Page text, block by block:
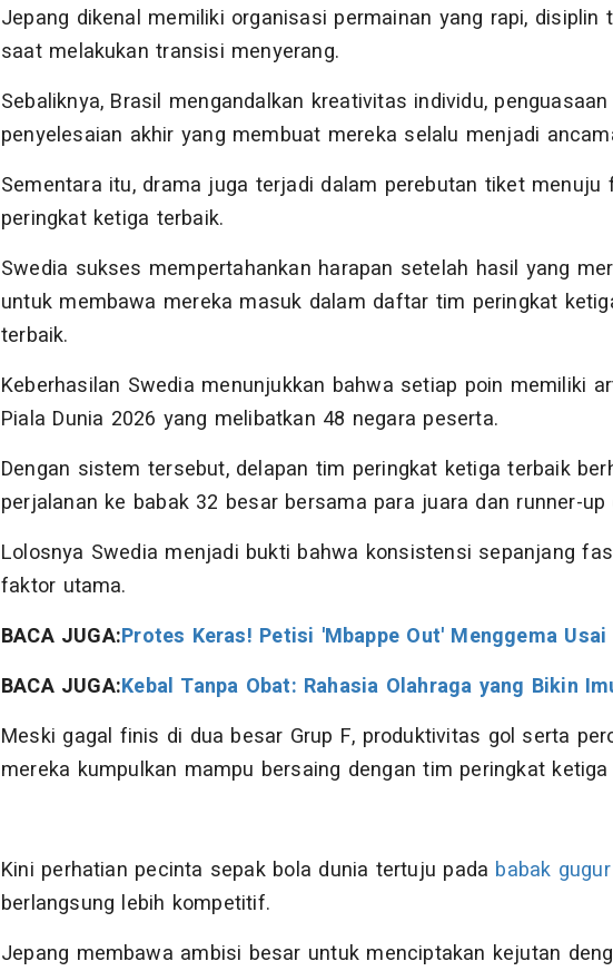
Jepang dikenal memiliki organisasi permainan yang rapi, disiplin
saat melakukan transisi menyerang.
Sebaliknya, Brasil mengandalkan kreativitas individu,
penyelesaian akhir yang membuat mereka selalu menjadi
Sementara itu, drama juga terjadi dalam perebutan tiket
peringkat ketiga terbaik.
Swedia sukses mempertahankan harapan setelah hasil yang
untuk membawa mereka masuk dalam daftar tim peringkat
terbaik.
Keberhasilan Swedia menunjukkan bahwa setiap poin memiliki
Piala Dunia 2026 yang melibatkan 48 negara peserta.
Dengan sistem tersebut, delapan tim peringkat ketiga terbaik
perjalanan ke babak 32 besar bersama para juara dan runner-up
Lolosnya Swedia menjadi bukti bahwa konsistensi sepanjang
faktor utama.
BACA JUGA:Protes Keras! Petisi 'Mbappe Out' Menggema
BACA JUGA:Kebal Tanpa Obat: Rahasia Olahraga yang Bikin
Meski gagal finis di dua besar Grup F, produktivitas gol serta
mereka kumpulkan mampu bersaing dengan tim peringkat
Kini perhatian pecinta sepak bola dunia tertuju pada babak gugur
berlangsung lebih kompetitif.
Jepang membawa ambisi besar untuk menciptakan kejutan